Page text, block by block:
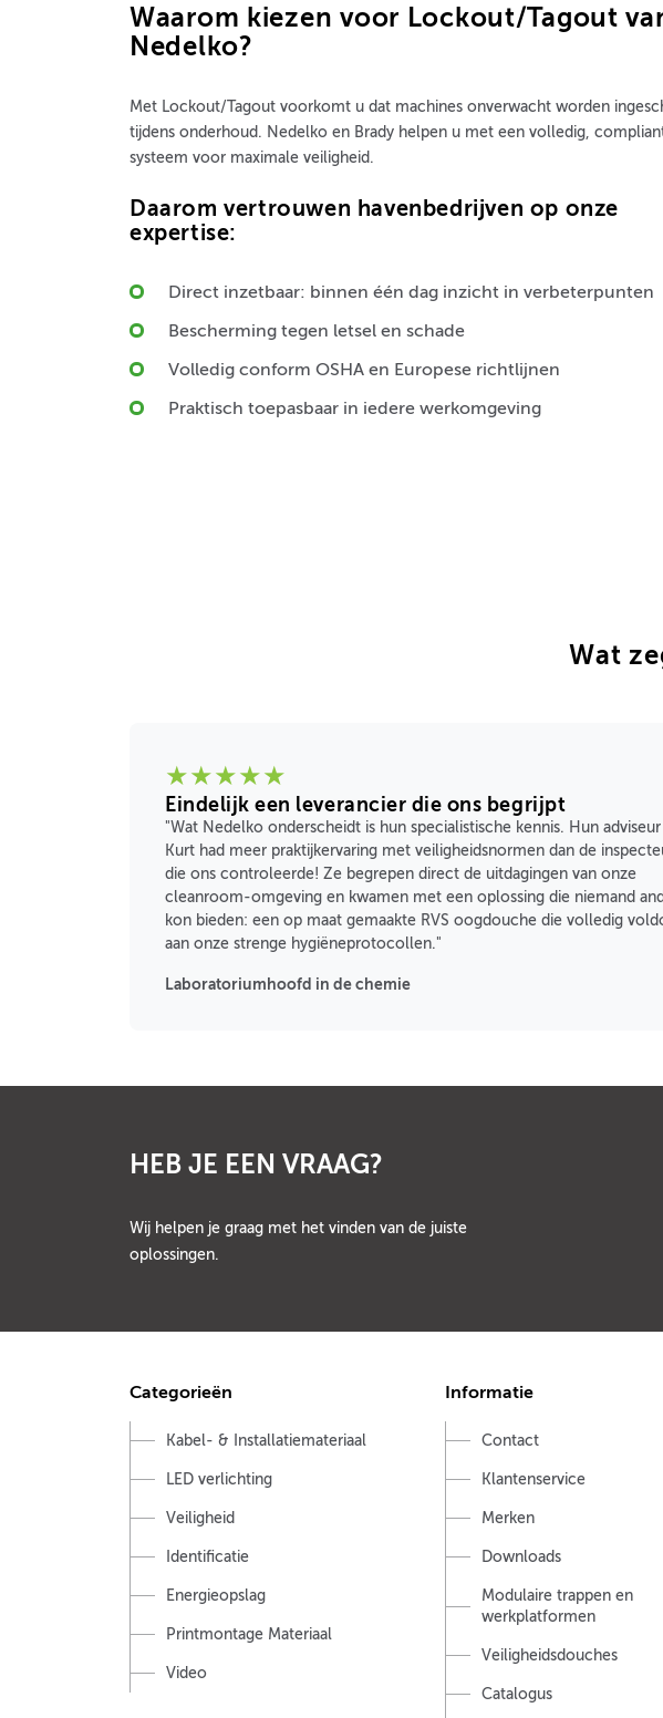
Waarom kiezen voor Lockout/Tagout
Nedelko?
Met Lockout/Tagout voorkomt u dat machines onverwacht worden
tijdens onderhoud. Nedelko en Brady helpen u met een volledig,
systeem voor maximale veiligheid.
Daarom vertrouwen havenbedrijven op onze
expertise:
Direct inzetbaar: binnen één dag inzicht in verbeterpunten
Bescherming tegen letsel en schade
Volledig conform OSHA en Europese richtlijnen
Praktisch toepasbaar in iedere werkomgeving
Wat
★★★★★
Eindelijk een leverancier die ons begrijpt
"Wat Nedelko onderscheidt is hun specialistische kennis. Hun adviseur
Kurt had meer praktijkervaring met veiligheidsnormen dan de
die ons controleerde! Ze begrepen direct de uitdagingen van onze
cleanroom-omgeving en kwamen met een oplossing die niemand
kon bieden: een op maat gemaakte RVS oogdouche die volledig
aan onze strenge hygiëneprotocollen."
Laboratoriumhoofd in de chemie
HEB JE EEN VRAAG?
Wij helpen je graag met het vinden van de juiste
oplossingen.
Categorieën
Kabel- & Installatiemateriaal
LED verlichting
Veiligheid
Identificatie
Energieopslag
Printmontage Materiaal
Video
Informatie
Contact
Klantenservice
Merken
Downloads
Modulaire trappen en
werkplatformen
Veiligheidsdouches
Catalogus